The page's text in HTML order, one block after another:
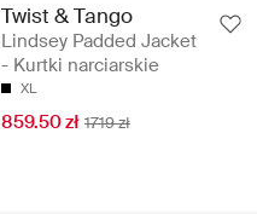
Twist & Tango
Lindsey Padded Jacket
- Kurtki narciarskie
XL
859.50 zł 1719 zł